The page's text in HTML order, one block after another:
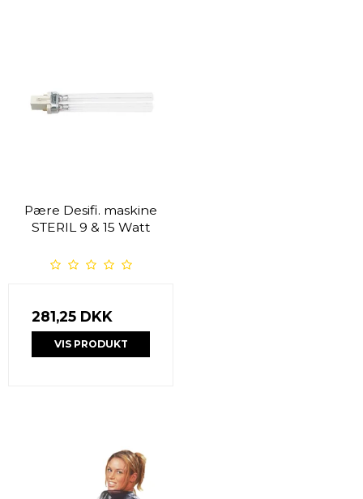
Pære Desifi. maskine
STERIL 9 & 15 Watt
281,25 DKK
VIS PRODUKT